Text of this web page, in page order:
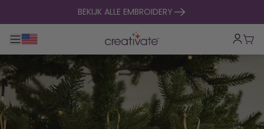
naar inhoud gaanBEKIJK ALLE EMBROIDERY
Toggle hoofdnavigatie